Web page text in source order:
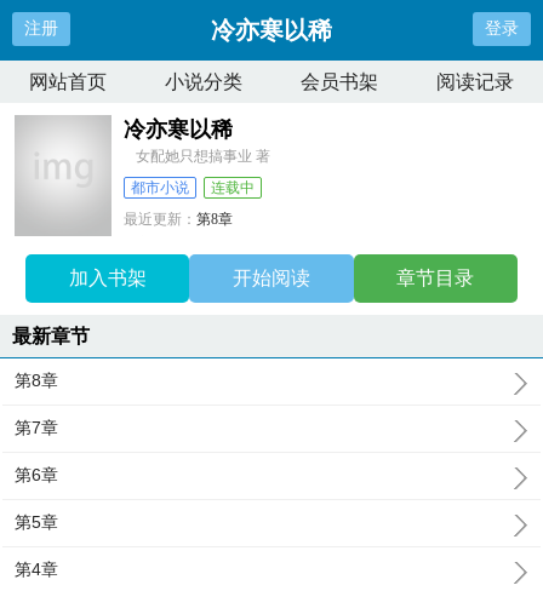
注册 冷亦寒以稀 登录
网站首页 小说分类 会员书架 阅读记录
冷亦寒以稀
女配她只想搞事业 著
都市小说
连载中
最近更新：第8章
加入书架 开始阅读 章节目录
最新章节
第8章
第7章
第6章
第5章
第4章